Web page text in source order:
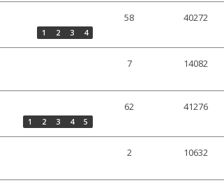
1 2 3 4
58 40272
7 14082
1 2 3 4 5
62 41276
2 10632